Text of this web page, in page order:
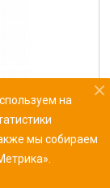
2.2кОм±5%
на
мы собираем